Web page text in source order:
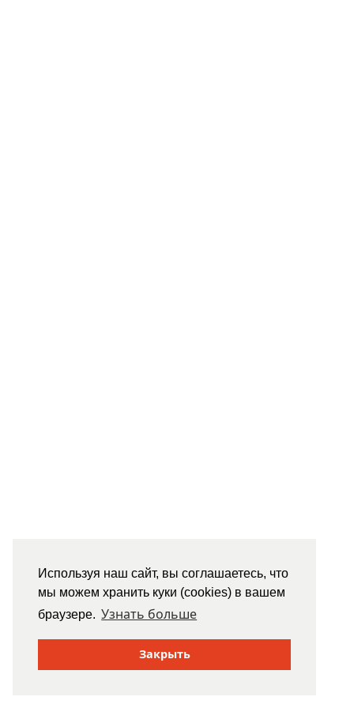
Используя наш сайт, вы соглашаетесь, что
мы можем хранить куки (cookies) в вашем
браузере. Узнать больше
Закрыть